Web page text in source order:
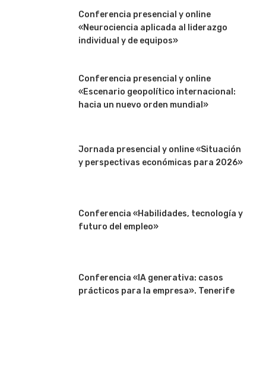
Conferencia presencial y online
«Neurociencia aplicada al liderazgo
individual y de equipos»
Conferencia presencial y online
«Escenario geopolítico internacional:
hacia un nuevo orden mundial»
Jornada presencial y online «Situación
y perspectivas económicas para 2026»
Conferencia «Habilidades, tecnología y
futuro del empleo»
Conferencia «IA generativa: casos
prácticos para la empresa». Tenerife